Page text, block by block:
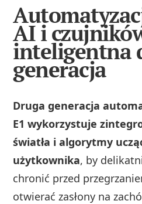
AI i
inteligentna
generacja
Druga generacja
E1 wykorzystuje
światła i algorytmy
użytkownika, by
chronić przed
otwierać zasłony na